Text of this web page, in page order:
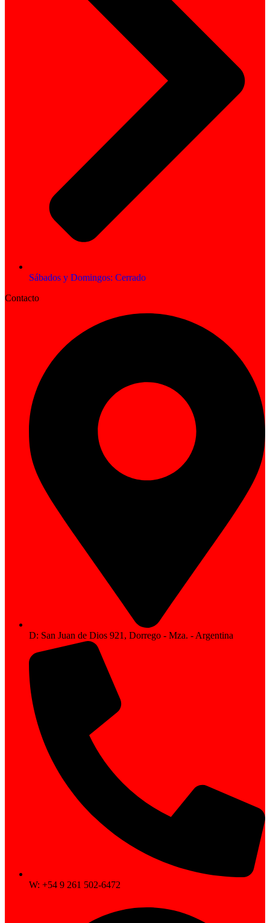
Sábados y Domingos: Cerrado
Contacto
D: San Juan de Dios 921, Dorrego - Mza. - Argentina
W: +54 9 261 502-6472